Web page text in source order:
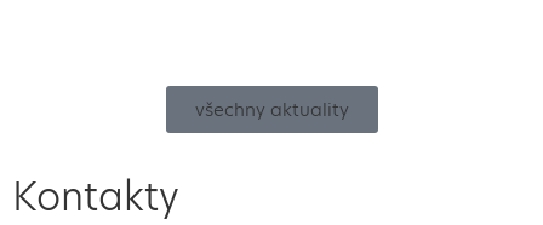
všechny aktuality
Kontakty